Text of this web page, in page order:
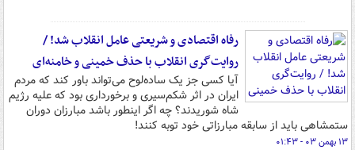
رفاه اقتصادی و شریعتی عامل انقلاب شد! /
روایت‌گری انقلاب با حذف خمینی و خامنه‌ای
آیا کسی جز یک ساده‌لوح می‌تواند باور کند که مردم
ایران در اثر شکم‌سیری و برخورداری بود که علیه رژیم
شاه شوریدند؟ چه اگر اینطور باشد مبارزان دوران
ستمشاهی باید از سابقه مبارزاتی خود توبه کنند!
۱۳ بهمن ۰۳ - ۰۱:۴۳